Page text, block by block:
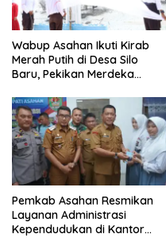
Wabup Asahan Ikuti Kirab
Merah Putih di Desa Silo
Baru, Pekikan Merdeka
Pemkab Asahan Resmikan
Layanan Administrasi
Kependudukan di Kantor